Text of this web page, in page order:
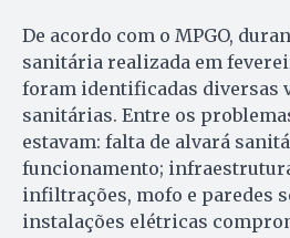
De acordo com o MPGO,
sanitária realizada em
foram identificadas diversas
sanitárias. Entre os
estavam: falta de alvará
funcionamento;
infiltrações, mofo e paredes
instalações elétricas